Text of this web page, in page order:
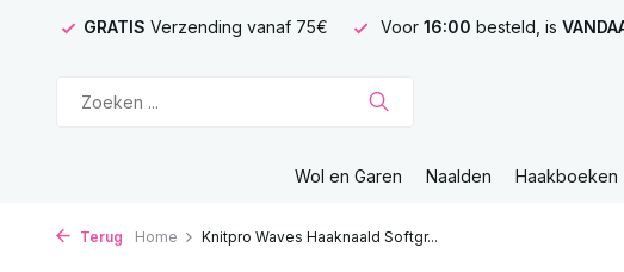
GRATIS Verzending vanaf 75€ Voor 16:00 besteld, is
Wol en Garen Naalden Haakboeken
Terug Home Knitpro Waves Haaknaald Softgr...